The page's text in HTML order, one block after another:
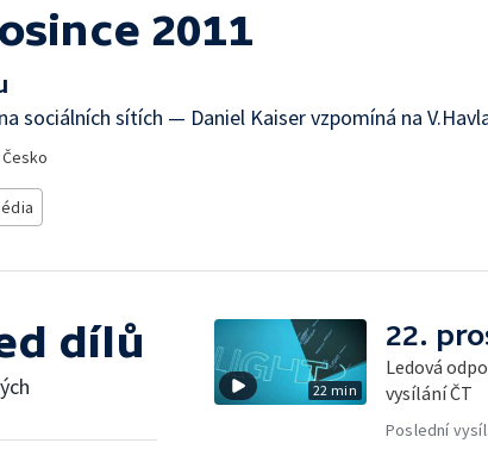
2011
sociálních sítích — Daniel Kaiser vzpomíná na
Česko
dílů
22 min
22.
Ledová
vysílání ČT
Poslední